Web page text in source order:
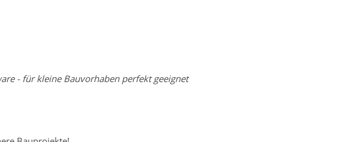
- für kleine Bauvorhaben perfekt geeignet